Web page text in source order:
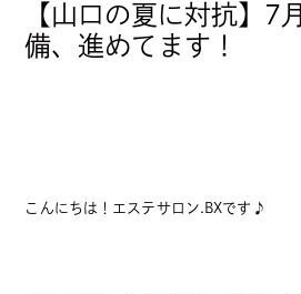
KIDS
脱毛
FAQ
【山口の夏に対抗】7
備、進めてます！
こんにちは！エステサロン.BXです♪